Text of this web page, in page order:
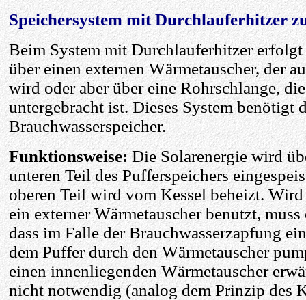
Speichersystem mit Durchlauferhitzer
Beim System mit Durchlauferhitzer
über einen externen Wärmetauscher, der
wird oder aber über eine Rohrschlange,
untergebracht ist. Dieses System benötigt
Brauchwasserspeicher.
Funktionsweise:Die Solarenergie wird
unteren Teil des Pufferspeichers
oberen Teil wird vom Kessel beheizt.
ein externer Wärmetauscher benutzt,
dass im Falle der Brauchwasserzapfung
dem Puffer durch den Wärmetauscher
einen innenliegenden Wärmetauscher
nicht notwendig (analog dem Prinzip des